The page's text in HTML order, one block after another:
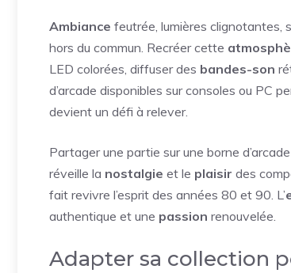
Ambiance feutrée, lumières clignotantes,
hors du commun. Recréer cette
LED colorées, diffuser des bandes-son
d’arcade disponibles sur consoles ou PC
devient un défi à relever.
Partager une partie sur une borne
réveille la nostalgie et le plaisir des
fait revivre l’esprit des années 80 et 90. L’
authentique et une passion renouvelée.
Adapter sa collection